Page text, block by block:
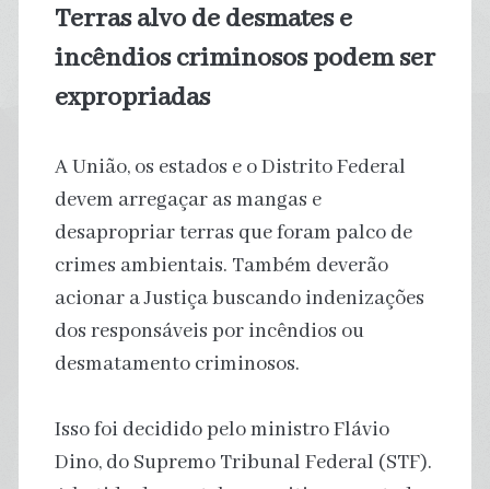
Terras alvo de desmates e
incêndios criminosos podem ser
expropriadas
A União, os estados e o Distrito Federal
devem arregaçar as mangas e
desapropriar terras que foram palco de
crimes ambientais. Também deverão
acionar a Justiça buscando indenizações
dos responsáveis por incêndios ou
desmatamento criminosos.
Isso foi decidido pelo ministro Flávio
Dino, do Supremo Tribunal Federal (STF).